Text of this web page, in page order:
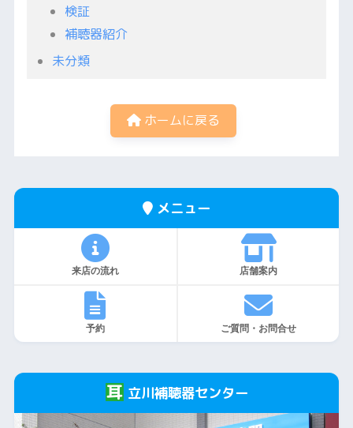
検証
補聴器紹介
未分類
ホームに戻る
メニュー
来店の流れ 店舗案内
予約 ご質問・お問合せ
立川補聴器センター